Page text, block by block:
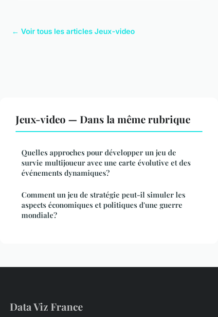
← Voir tous les articles Jeux-video
Jeux-video — Dans la même rubrique
Quelles approches pour développer un jeu de
survie multijoueur avec une carte évolutive et des
événements dynamiques?
Comment un jeu de stratégie peut-il simuler les
aspects économiques et politiques d'une guerre
mondiale?
Data Viz France